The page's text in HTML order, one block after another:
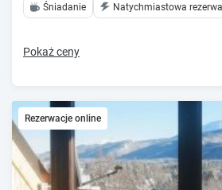
Śniadanie Natychmiastowa
Pokaż ceny
Rezerwacje online